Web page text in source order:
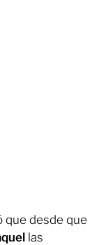
que desde que
las